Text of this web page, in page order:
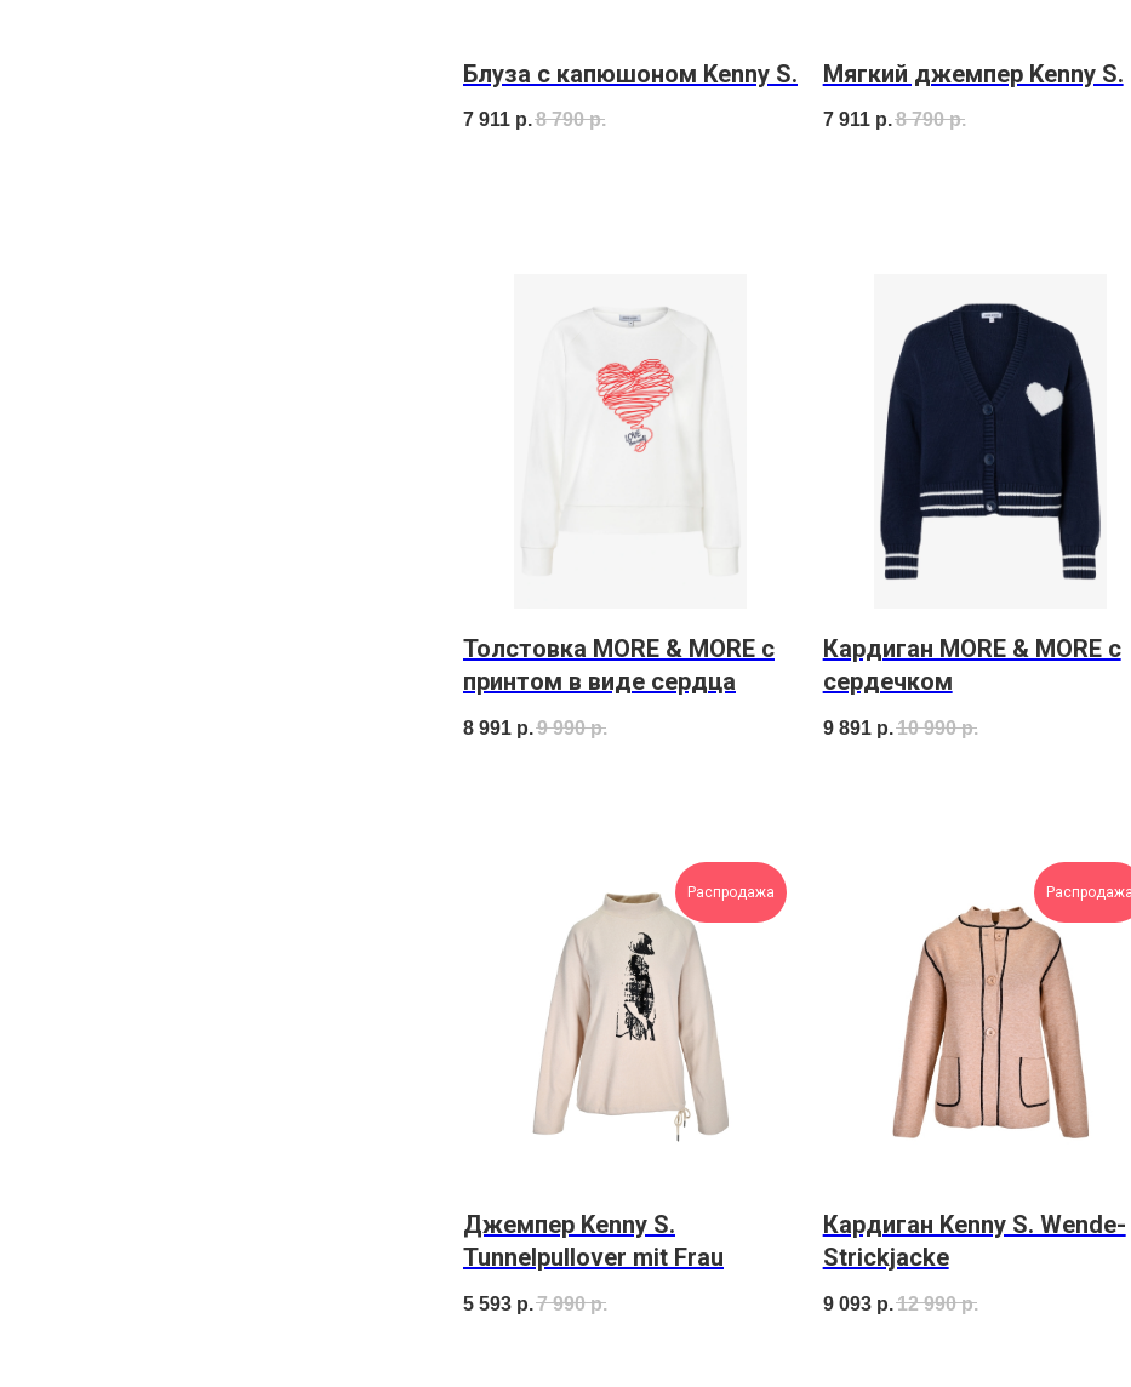
Блуза с капюшоном Kenny S.
7 911 р.8 790 р.
Мягкий джемпер Kenny S.
7 911 р.8 790 р.
Толстовка MORE & MORE с
принтом в виде сердца
8 991 р.9 990 р.
Кардиган MORE & MORE с
сердечком
9 891 р.10 990 р.
Распродажа
Джемпер Kenny S.
Tunnelpullover mit Frau
5 593 р.7 990 р.
Распродажа
Кардиган Kenny S. Wende-
Strickjacke
9 093 р.12 990 р.